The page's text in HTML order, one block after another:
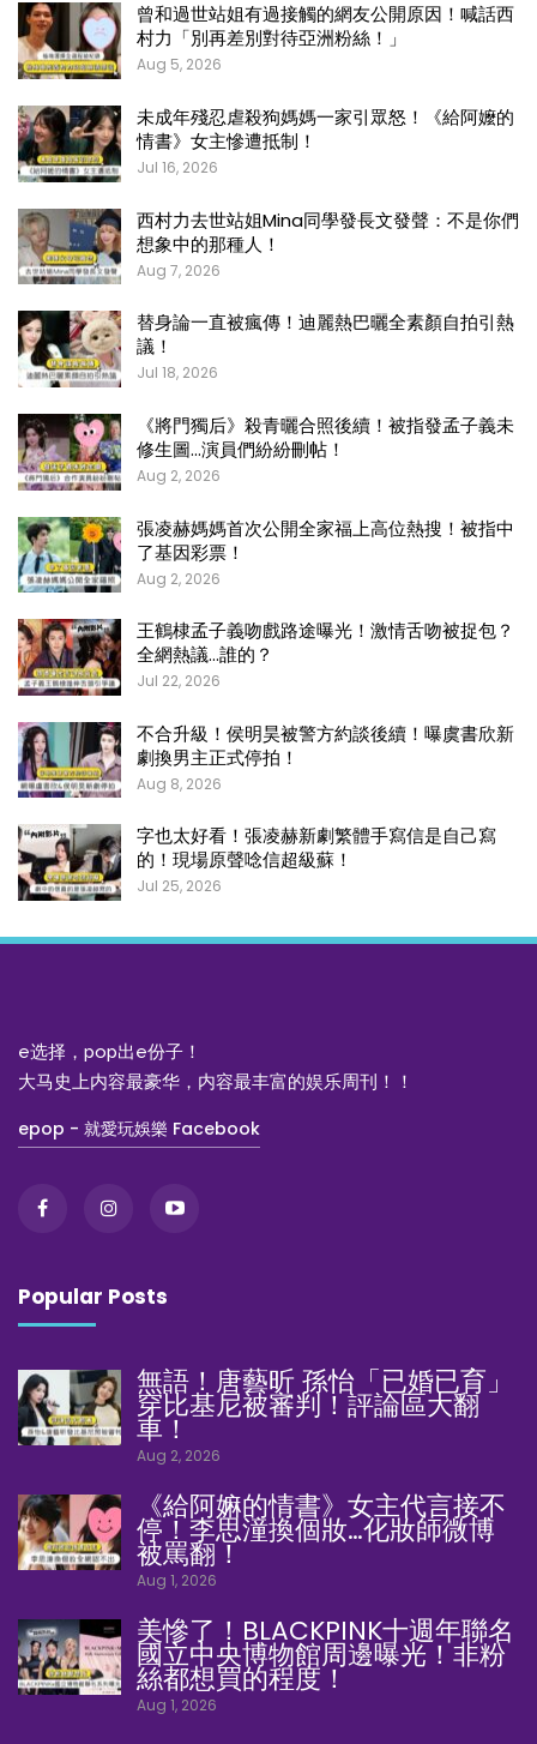
曾和過世站姐有過接觸的網友公開原因！喊話西
村力「別再差別對待亞洲粉絲！」
Aug 5, 2026
未成年殘忍虐殺狗媽媽一家引眾怒！《給阿嬤的
情書》女主慘遭抵制！
Jul 16, 2026
西村力去世站姐Mina同學發長文發聲：不是你們
想象中的那種人！
Aug 7, 2026
替身論一直被瘋傳！迪麗熱巴曬全素顏自拍引熱
議！
Jul 18, 2026
《將門獨后》殺青曬合照後續！被指發孟子義未
修生圖…演員們紛紛刪帖！
Aug 2, 2026
張凌赫媽媽首次公開全家福上高位熱搜！被指中
了基因彩票！
Aug 2, 2026
王鶴棣孟子義吻戲路途曝光！激情舌吻被捉包？
全網熱議…誰的？
Jul 22, 2026
不合升級！侯明昊被警方約談後續！曝虞書欣新
劇換男主正式停拍！
Aug 8, 2026
字也太好看！張凌赫新劇繁體手寫信是自己寫
的！現場原聲唸信超級蘇！
Jul 25, 2026
e选择，pop出e份子！
大马史上内容最豪华，内容最丰富的娱乐周刊！！
epop - 就愛玩娛樂 Facebook
Popular Posts
無語！唐藝昕 孫怡「已婚已育」
穿比基尼被審判！評論區大翻
車！
Aug 2, 2026
《給阿嫲的情書》女主代言接不
停！李思潼換個妝…化妝師微博
被罵翻！
Aug 1, 2026
美慘了！BLACKPINK十週年聯名
國立中央博物館周邊曝光！非粉
絲都想買的程度！
Aug 1, 2026